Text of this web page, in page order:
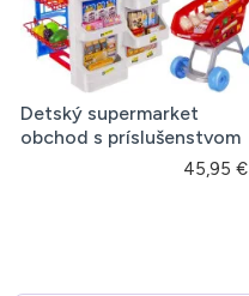
Detský supermarket
obchod s príslušenstvom
45,95 €